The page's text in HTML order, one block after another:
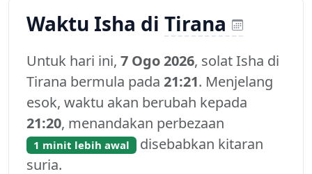
Waktu Isha di Tirana
Untuk hari ini, 7 Ogo 2026, solat Isha di
Tirana bermula pada 21:21. Menjelang
esok, waktu akan berubah kepada
21:20, menandakan perbezaan
1 minit lebih awal disebabkan kitaran
suria.